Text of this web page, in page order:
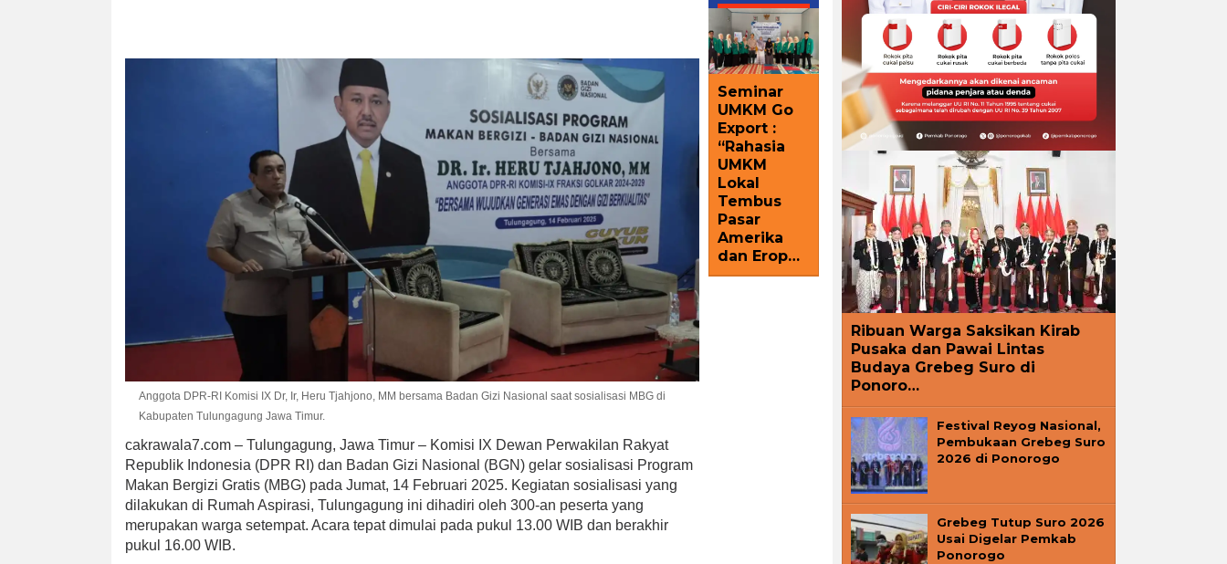
Anggota DPR-RI Komisi IX Dr, Ir, Heru Tjahjono, MM bersama Badan Gizi Nasional saat sosialisasi MBG di
Kabupaten Tulungagung Jawa Timur.
cakrawala7.com – Tulungagung, Jawa Timur – Komisi IX Dewan Perwakilan Rakyat
Republik Indonesia (DPR RI) dan Badan Gizi Nasional (BGN) gelar sosialisasi Program
Makan Bergizi Gratis (MBG) pada Jumat, 14 Februari 2025. Kegiatan sosialisasi yang
dilakukan di Rumah Aspirasi, Tulungagung ini dihadiri oleh 300-an peserta yang
merupakan warga setempat. Acara tepat dimulai pada pukul 13.00 WIB dan berakhir
pukul 16.00 WIB.
Seminar
UMKM Go
Export :
“Rahasia
UMKM
Lokal
Tembus
Pasar
Amerika
dan Erop…
Ribuan Warga Saksikan Kirab
Pusaka dan Pawai Lintas
Budaya Grebeg Suro di
Ponoro…
Festival Reyog Nasional,
Pembukaan Grebeg Suro
2026 di Ponorogo
Grebeg Tutup Suro 2026
Usai Digelar Pemkab
Ponorogo